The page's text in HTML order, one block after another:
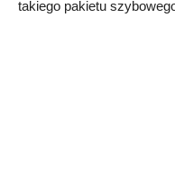
takiego pakietu